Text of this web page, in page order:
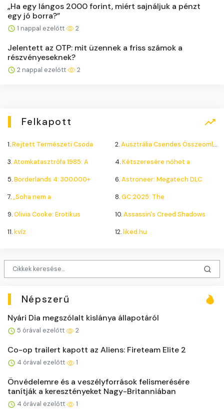
„Ha egy lángos 2000 forint, miért sajnáljuk a pénzt
egy jó borra?”
1 nappal ezelőtt 2
Jelentett az OTP: mit üzennek a friss számok a
részvényeseknek?
2 nappal ezelőtt 2
Felkapott
1.Rejtett Természeti Csoda 2.Ausztrália Csendes Összeomlása
3.Atomkatasztrófa 1985: A 4.Kétszeresére nőhet a
5.Borderlands 4: 300.000+ 6.Astroneer: Megatech DLC
7.„Soha nem a 8.GC 2025: The
9.Olivia Cooke: Erotikus 10.Assassin's Creed Shadows
11.kvíz 12.liked.hu
Népszerű
Nyári Dia megszólalt kislánya állapotáról
5 órával ezelőtt 2
Co-op trailert kapott az Aliens: Fireteam Elite 2
4 órával ezelőtt 1
Önvédelemre és a veszélyforrások felismerésére
tanítják a keresztényeket Nagy-Britanniában
4 órával ezelőtt 1